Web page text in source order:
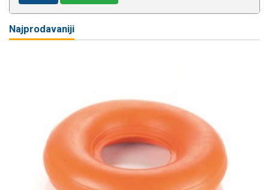
Najprodavaniji